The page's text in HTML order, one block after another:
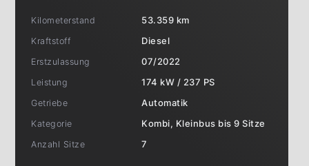
Kilometerstand
53.359 km
Kraftstoff
Diesel
Erstzulassung
07/2022
Leistung
174 kW / 237 PS
Getriebe
Automatik
Kategorie
Kombi, Kleinbus bis 9 Sitze
Anzahl Sitze
7